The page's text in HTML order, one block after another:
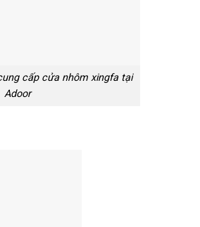
cấp cửa nhôm xingfa tại
Adoor